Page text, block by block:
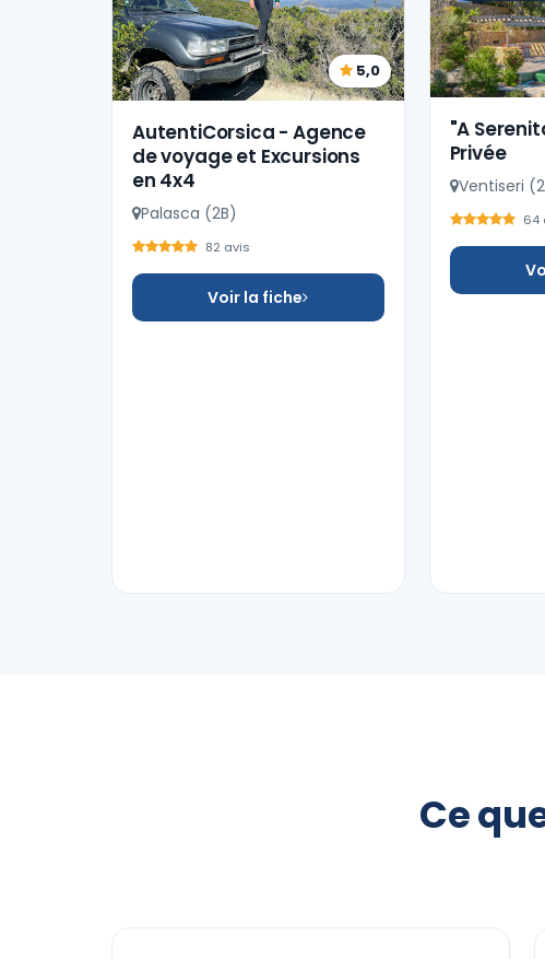
5,0
AutentiCorsica - Agence
de voyage et Excursions
en 4x4
Palasca (2B)
82 avis
Voir la fiche
"A
Privée
Ventiseri
64
Ce